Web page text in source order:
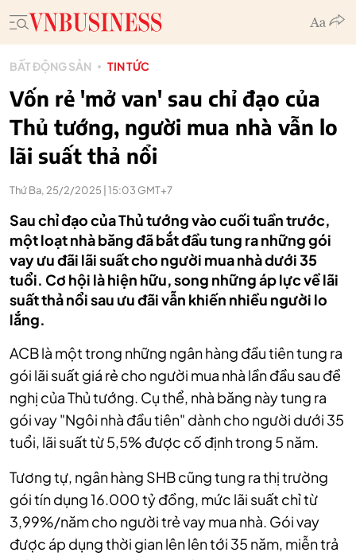
BẤT ĐỘNG SẢN TIN TỨC
Vốn rẻ 'mở van' sau chỉ đạo của
Thủ tướng, người mua nhà vẫn lo
lãi suất thả nổi
Thứ Ba, 25/2/2025 | 15:03 GMT+7
Sau chỉ đạo của Thủ tướng vào cuối tuần trước,
một loạt nhà băng đã bắt đầu tung ra những gói
vay ưu đãi lãi suất cho người mua nhà dưới 35
tuổi. Cơ hội là hiện hữu, song những áp lực về lãi
suất thả nổi sau ưu đãi vẫn khiến nhiều người lo
lắng.
ACB là một trong những ngân hàng đầu tiên tung ra
gói lãi suất giá rẻ cho người mua nhà lần đầu sau đề
nghị của Thủ tướng. Cụ thể, nhà băng này tung ra
gói vay "Ngôi nhà đầu tiên" dành cho người dưới 35
tuổi, lãi suất từ 5,5% được cố định trong 5 năm.
Tương tự, ngân hàng SHB cũng tung ra thị trường
gói tín dụng 16.000 tỷ đồng, mức lãi suất chỉ từ
3,99%/năm cho người trẻ vay mua nhà. Gói vay
được áp dụng thời gian lên lên tới 35 năm, miễn trả